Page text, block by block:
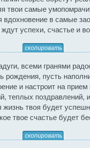
твои самые
вдохновение в самые
успехи, счастье и
скопировать
всеми гранями
рождения, пусть
и настроит на
теплых поздравлений,
твоя будет
твое счастье будет
скопировать